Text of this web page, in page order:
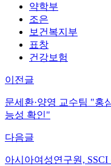
약학부
조은
보건복지부
표창
건강보험
이전글
문세환·양영 교수팀 "홍
능성 확인"
다음글
아시아여성연구원, SSCI